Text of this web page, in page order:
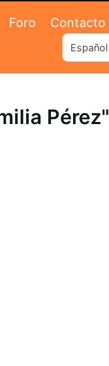
Foro Contacto
Pérez"